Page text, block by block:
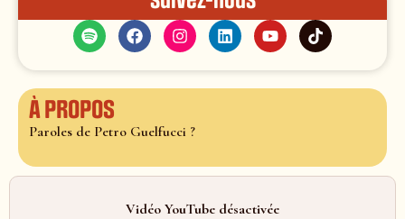
À propos
Paroles de Petro Guelfucci ?
Vidéo YouTube désactivée